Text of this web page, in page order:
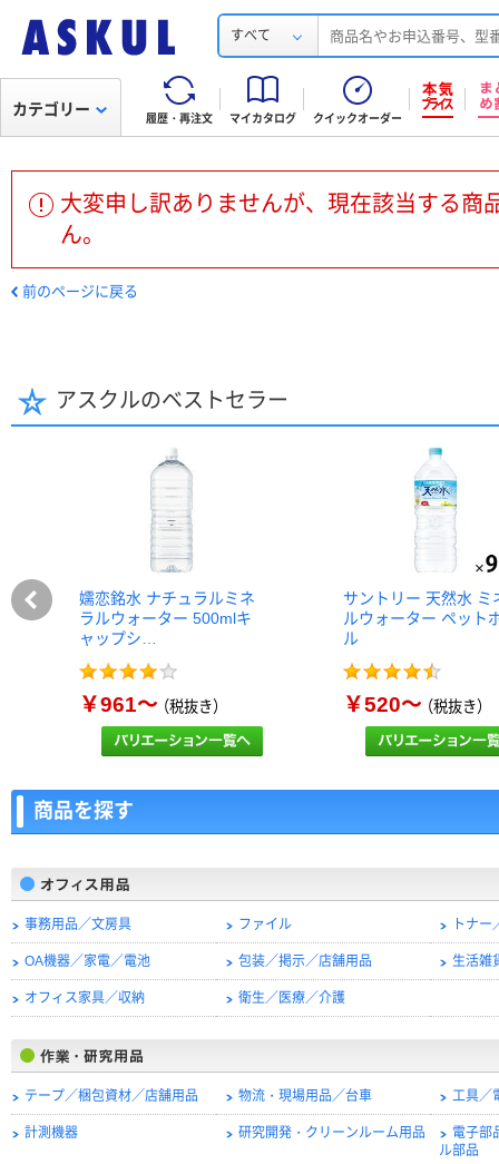
すべて
履歴・再注文 マイカタログ クイックオーダー
カテゴリー
大変申し訳ありませんが、現在該当する商
ん。
前のページに戻る
アスクルのベストセラー
嬬恋銘水 ナチュラルミネ
ラルウォーター 500mlキ
ャップシ…
￥961～（税抜き）
サントリー 天然水 ミ
ルウォーター ペット
ル
￥520～（税抜き）
商品を探す
事務用品／文房具 ファイル トナ
OA機器／家電／電池 包装／掲示／店舗用品 生活雑
オフィス家具／収納 衛生／医療／介護
テープ／梱包資材／店舗用品 物流・現場用品／台車 工具／
計測機器 研究開発・クリーンルーム用品
電子部
ル部品